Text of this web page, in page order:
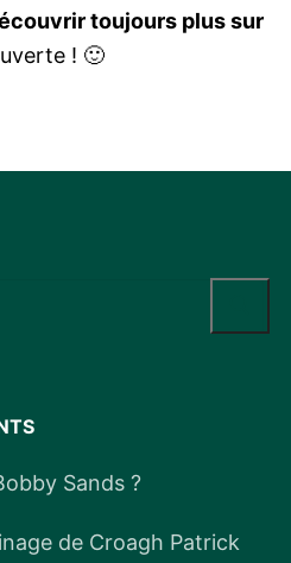
toujours plus sur
! 🙂
Sands ?
de Croagh Patrick